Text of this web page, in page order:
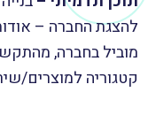
להצגת החברה –
מוביל בחברה,
קטגוריה למוצרים/